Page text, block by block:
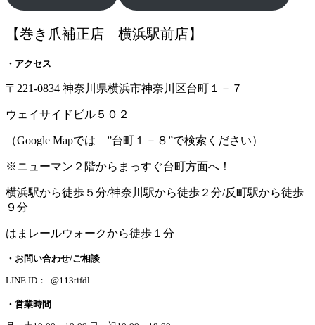
【巻き爪補正店 横浜駅前店】
・アクセス
〒221-0834 神奈川県横浜市神奈川区台町１－７
ウェイサイドビル５０２
（Google Mapでは ”台町１－８”で検索ください）
※ニューマン２階からまっすぐ台町方面へ！
横浜駅から徒歩５分/神奈川駅から徒歩２分/反町駅から徒歩
９分
はまレールウォークから徒歩１分
・お問い合わせ/ご相談
LINE ID： @113tifdl
・営業時間